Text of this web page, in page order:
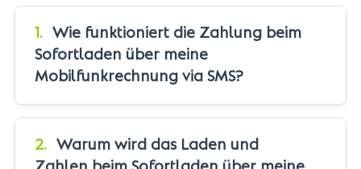
1. Wie funktioniert die Zahlung beim
Sofortladen über meine
Mobilfunkrechnung via SMS?
Starten Sie einen Ladevorgang durch Senden
einer SMS mit der Nummer des Ladepunktes
(aufgedruckt an der Ladestation). In wenigen
2. Warum wird das Laden und